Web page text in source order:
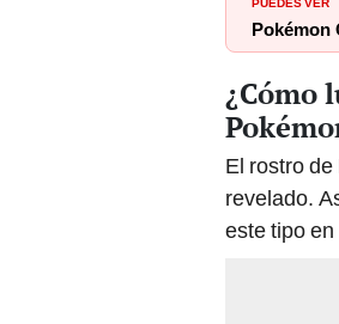
Pokémon
¿Cómo
El rostro de
revelado.
este tipo en